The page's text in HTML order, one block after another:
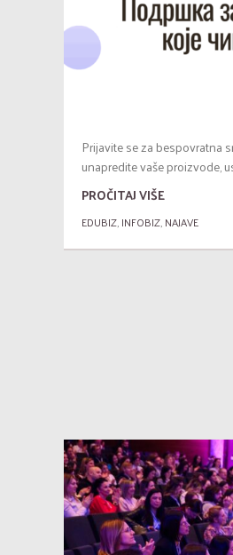
Prijavite se za bespovratna
unapredite vaše proizvode,
PROČITAJ VIŠE
EDUBIZ,INFOBIZ,NAJAVE